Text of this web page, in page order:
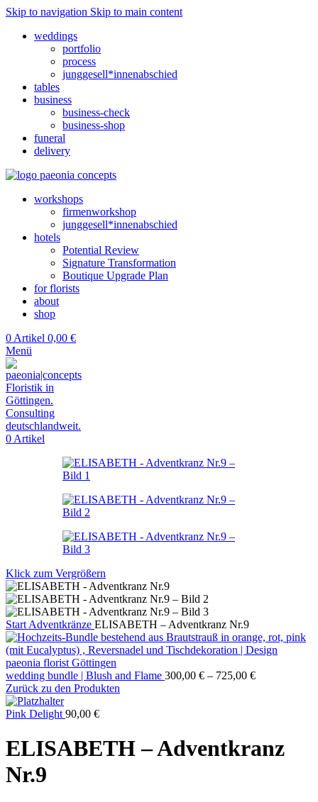
Skip to navigation Skip to main content
weddings
portfolio
process
junggesell*innenabschied
tables
business
business-check
business-shop
funeral
delivery
workshops
firmenworkshop
junggesell*innenabschied
hotels
Potential Review
Signature Transformation
Boutique Upgrade Plan
for florists
about
shop
0 Artikel 0,00 €
Menü
0 Artikel
Klick zum Vergrößern
Start Adventkränze ELISABETH – Adventkranz Nr.9
wedding bundle | Blush and Flame 300,00 € – 725,00 €
Zurück zu den Produkten
Pink Delight 90,00 €
ELISABETH – Adventkranz
Nr.9